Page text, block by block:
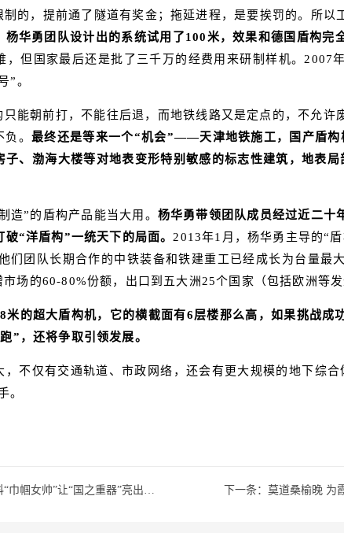
的，提前通了隧道有奖金；拖延进程，是要挨罚的。所以
杨华勇团队设计出的系统试用了100米，效果和德国盾构完
但国家最后还是批了三千万的经费用来研制样机。2007
”。
能朝前打，不能往后退，而地铁线路又是定点的，不允许
负。最终还是等来一个“机会”——天津地铁施工，国产盾构
、渤海大楼等对地表变形特别敏感的标志性建筑，地表
造”的盾构产品能当大用。 杨华勇带领团队成员经过近二十
“洋盾构”一统天下的局面。 2013年1月，杨华勇主导的“
们团队长期合作的中铁装备和铁建重工已经成长为台量最
场的60-80%份额，出口到五大洲25个国家（包括欧洲等发
的超大盾构机，它的横截面有6层楼那么高，如果挑战成
”，还将争取引领发展。
不仅有交通轨道、市政网络，还会有更大规模的地下综
。
巾帼女帅”让“国之重器”亮出锋
下一条： 莫道桑榆晚 为